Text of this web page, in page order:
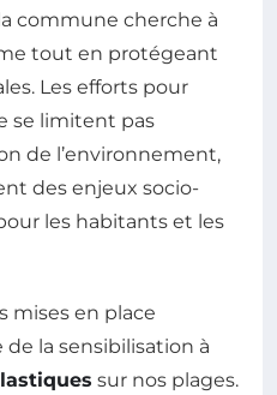
commune cherche à
tout en protégeant
Les efforts pour
se limitent pas
de l’environnement,
des enjeux socio-
les habitants et les
mises en place
la sensibilisation à
sur nos plages.